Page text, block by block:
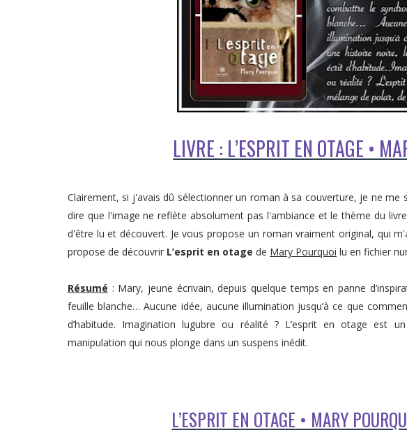
LIVRE : L’ESPRIT EN OTAGE •
Clairement, si j'avais dû sélectionner un roman à sa couverture, je ne me
dire que l'image ne reflète absolument pas l'ambiance et le thème du
d'être lu et découvert. Je vous propose un roman vraiment original, qui
propose de découvrir L’esprit en otage de Mary Pourquoi lu en fichier
Résumé : Mary, jeune écrivain, depuis quelque temps en panne
feuille blanche… Aucune idée, aucune illumination jusqu’à ce que
d’habitude. Imagination lugubre ou réalité ? L’esprit en otage est
manipulation qui nous plonge dans un suspens inédit.
L’ESPRIT EN OTAGE • MARY